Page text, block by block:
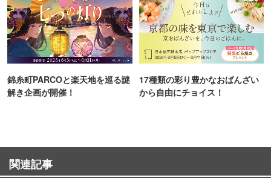
錦糸町PARCOと楽天地を巡る謎
解き企画が開催！
17種類の彩り豊かなおばんざい
から自由にチョイス！
関連記事